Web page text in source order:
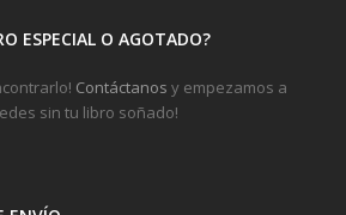
ESPECIAL O AGOTADO?
Contáctanos y empezamos a
sin tu libro soñado!